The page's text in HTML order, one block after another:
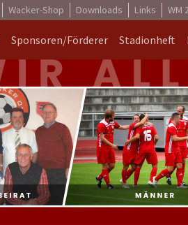
Wacker-Shop Downloads Links WM
Sponsoren/Förderer Stadionheft